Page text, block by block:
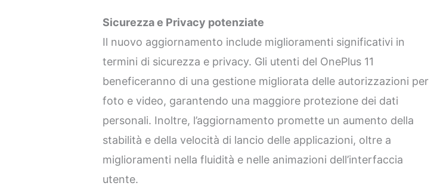
Sicurezza e Privacy potenziate
Il nuovo aggiornamento include miglioramenti significativi in
termini di sicurezza e privacy. Gli utenti del OnePlus 11
beneficeranno di una gestione migliorata delle autorizzazioni per
foto e video, garantendo una maggiore protezione dei dati
personali. Inoltre, l’aggiornamento promette un aumento della
stabilità e della velocità di lancio delle applicazioni, oltre a
miglioramenti nella fluidità e nelle animazioni dell’interfaccia
utente.